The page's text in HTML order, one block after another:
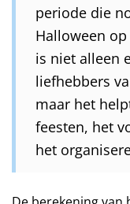
periode die
Halloween
is niet alleen
liefhebbers
maar het
feesten, het
het